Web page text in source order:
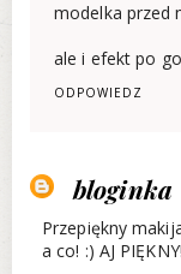
modelka przed
ale i efekt po
ODPOWIEDZ
bloginka
Przepiękny
a co! :) AJ PIĘKNY!